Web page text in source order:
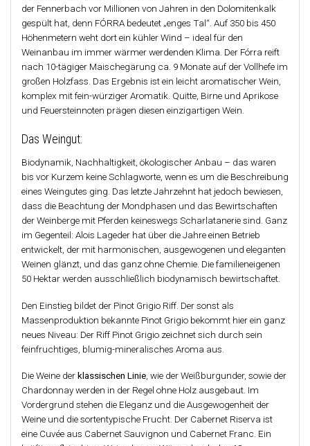
der Fennerbach vor Millionen von Jahren in den Dolomitenkalk
gespült hat, denn FÓRRA bedeutet „enges Tal“. Auf 350 bis 450
Höhenmetern weht dort ein kühler Wind – ideal für den
Weinanbau im immer wärmer werdenden Klima. Der Fórra reift
nach 10-tägiger Maischegärung ca. 9 Monate auf der Vollhefe im
großen Holzfass. Das Ergebnis ist ein leicht aromatischer Wein,
komplex mit fein-würziger Aromatik. Quitte, Birne und Aprikose
und Feuersteinnoten prägen diesen einzigartigen Wein.
Das Weingut:
Biodynamik, Nachhaltigkeit, ökologischer Anbau – das waren
bis vor Kurzem keine Schlagworte, wenn es um die Beschreibung
eines Weingutes ging. Das letzte Jahrzehnt hat jedoch bewiesen,
dass die Beachtung der Mondphasen und das Bewirtschaften
der Weinberge mit Pferden keineswegs Scharlatanerie sind. Ganz
im Gegenteil: Alois Lageder hat über die Jahre einen Betrieb
entwickelt, der mit harmonischen, ausgewogenen und eleganten
Weinen glänzt, und das ganz ohne Chemie. Die familieneigenen
50 Hektar werden ausschließlich biodynamisch bewirtschaftet.
Den Einstieg bildet der Pinot Grigio Riff. Der sonst als
Massenproduktion bekannte Pinot Grigio bekommt hier ein ganz
neues Niveau: Der Riff Pinot Grigio zeichnet sich durch sein
feinfruchtiges, blumig-mineralisches Aroma aus.
Die Weine derklassischen Linie, wie der Weißburgunder, sowie der
Chardonnay werden in der Regel ohne Holz ausgebaut. Im
Vordergrund stehen die Eleganz und die Ausgewogenheit der
Weine und die sortentypische Frucht. Der Cabernet Riserva ist
eine Cuvée aus Cabernet Sauvignon und Cabernet Franc. Ein